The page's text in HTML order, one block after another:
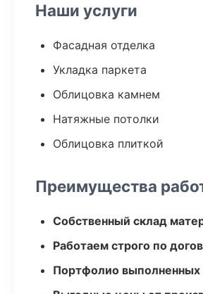
Наши услуги
Фасадная отделка
Укладка паркета
Облицовка камнем
Натяжные потолки
Облицовка плиткой
Преимущества
Собственный склад
Работаем строго по
Портфолио выполненных